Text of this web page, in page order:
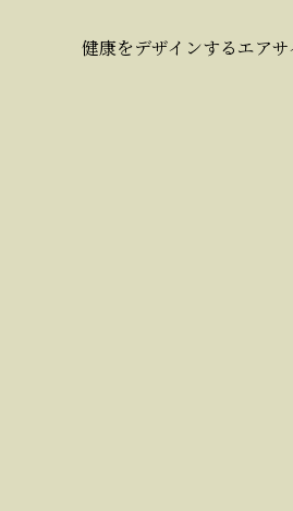
健康をデザインするエア